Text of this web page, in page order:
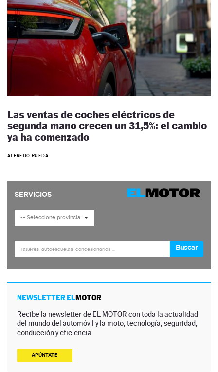
Las ventas de coches eléctricos de
segunda mano crecen un 31,5%: el cambio
ya ha comenzado
ALFREDO RUEDA
NEWSLETTER ELMOTOR
Recibe la newsletter de EL MOTOR con toda la actualidad
del mundo del automóvil y la moto, tecnología, seguridad,
conducción y eficiencia.
APÚNTATE